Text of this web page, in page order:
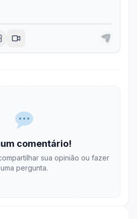
comentário!
sua opinião ou fazer
uma pergunta.